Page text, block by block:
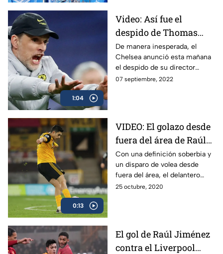
1:04
Video: Así fue el
despido de Thomas
Tuchel del Chelsea
De manera inesperada, el
Chelsea anunció esta mañana
el despido de su director
técnico, el alemán Thomas
07 septiembre, 2022
0:13
VIDEO: El golazo desde
fuera del área de Raúl
Jiménez en Premier
League ante el
Newcastle
Con una definición soberbia y
un disparo de volea desde
fuera del área, el delantero
mexicano Raúl Jiménez firmó
25 octubre, 2020
El gol de Raúl Jiménez
contra el Liverpool